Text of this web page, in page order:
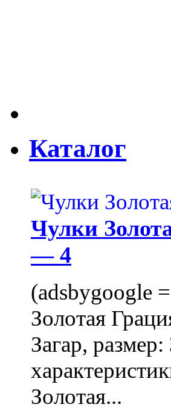
Каталог
Чулки
— 4
(adsbygoogle
Золотая
Загар,
Золотая...